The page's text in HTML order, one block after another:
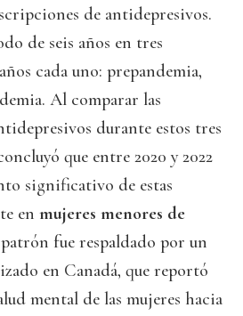
de antidepresivos.
de seis años en tres
cada uno: prepandemia,
Al comparar las
durante estos tres
que entre 2020 y 2022
significativo de estas
en mujeres menores de
patrón fue respaldado por un
en Canadá, que reportó
mental de las mujeres hacia